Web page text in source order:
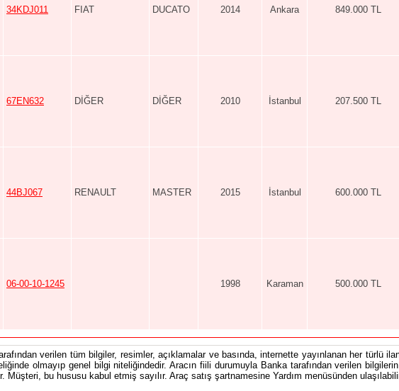
34KDJ011 FIAT DUCATO 2014 Ankara 849.000 TL
67EN632 DİĞER DİĞER 2010 İstanbul 207.500 TL
44BJ067 RENAULT MASTER 2015 İstanbul 600.000 TL
06-00-10-1245 1998 Karaman 500.000 TL
verilen tüm bilgiler, resimler, açıklamalar ve basında, internette yayınlanan her türlü
olmayıp genel bilgi niteliğindedir. Aracın fiili durumuyla Banka tarafından verilen
Müşteri, bu hususu kabul etmiş sayılır. Araç satış şartnamesine Yardım menüsünden